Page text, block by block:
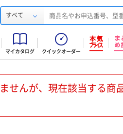
すべて
マイカタログ クイックオーダー
せんが、現在該当する商